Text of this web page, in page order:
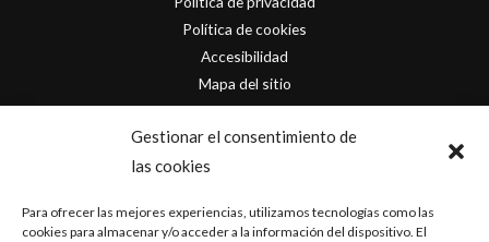
Gestionar el consentimiento de
las cookies
Para ofrecer las mejores experiencias, utilizamos tecnologías como las
cookies para almacenar y/o acceder a la información del dispositivo. El
Política de cookies
Accesibilidad
Mapa del sitio
Contacto
info@originofcomics.com
Facebook